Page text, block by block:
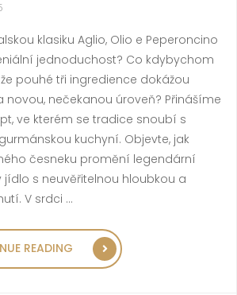
klasiku Aglio, Olio e Peperoncino
jednoduchost? Co kdybychom
pouhé tři ingredience dokážou
novou, nečekanou úroveň? Přinášíme
ve kterém se tradice snoubí s
kuchyní. Objevte, jak
česneku promění legendární
jídlo s neuvěřitelnou hloubkou a
V srdci …
READING „RECEPT NA